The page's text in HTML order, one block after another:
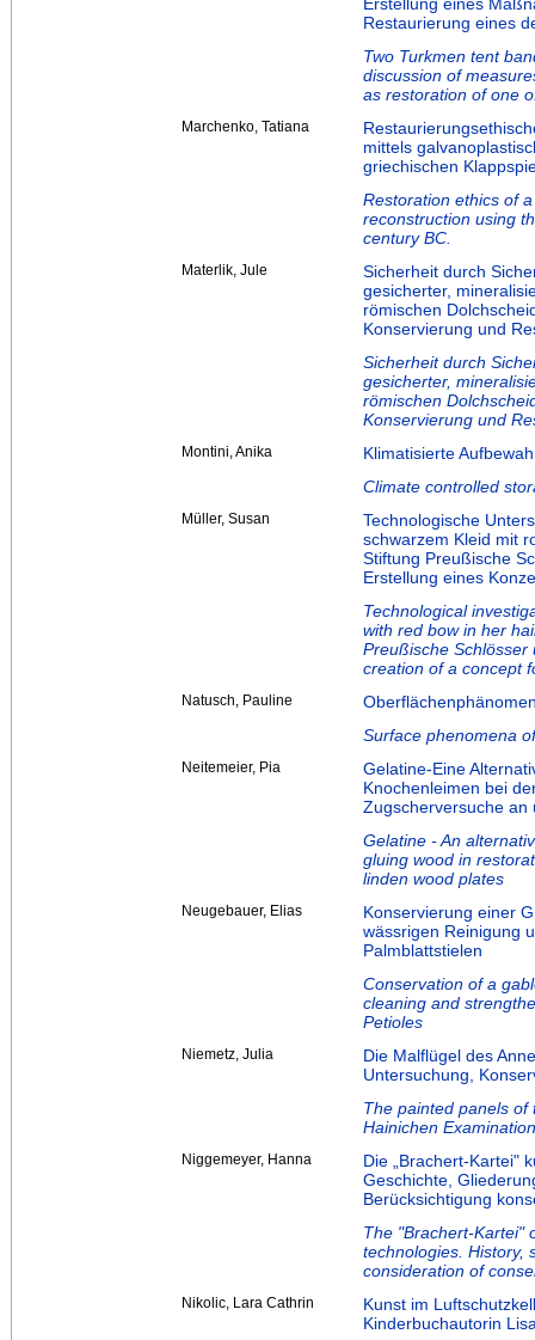
Erstellung eines
Restaurierung eines
Two Turkmen tent
discussion of
as restoration of one
Marchenko, Tatiana
mittels
griechischen
Restoration ethics of
reconstruction using
century BC.
Materlik, Jule
Sicherheit durch
gesicherter,
römischen
Konservierung und
Sicherheit durch
gesicherter,
römischen
Konservierung und
Montini, Anika
Klimatisierte
Climate controlled
Müller, Susan
Technologische
schwarzem Kleid mit
Stiftung Preußische
Erstellung eines
Technological
with red bow in her
Preußische Schlösser
creation of a concept
Natusch, Pauline
Surface phenomena
Neitemeier, Pia
Gelatine-Eine
Knochenleimen bei
Zugscherversuche an
Gelatine - An
gluing wood in
linden wood plates
Neugebauer, Elias
Konservierung einer
wässrigen Reinigung
Palmblattstielen
Conservation of a
cleaning and
Petioles
Niemetz, Julia
Die Malflügel des
Untersuchung,
The painted panels of
Hainichen
Niggemeyer, Hanna
Die „Brachert-Kartei"
Geschichte,
Berücksichtigung
The "Brachert-Kartei"
technologies. History,
consideration of
Nikolic, Lara Cathrin
Kunst im
Kinderbuchautorin